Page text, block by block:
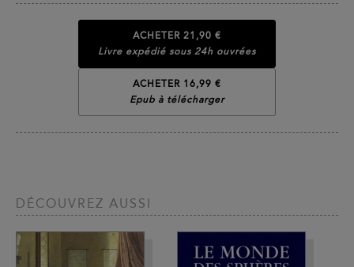
ACHETER 21,90 €
Livre expédié sous 24h ouvrées
ACHETER 16,99 €
Epub à télécharger
DÉCOUVREZ AUSSI